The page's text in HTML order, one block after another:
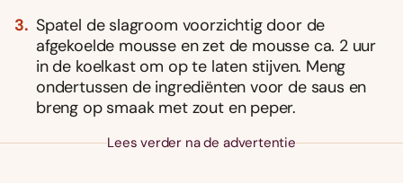
Spatel de slagroom voorzichtig door de
afgekoelde mousse en zet de mousse ca. 2 uur
in de koelkast om op te laten stijven. Meng
ondertussen de ingrediënten voor de saus en
breng op smaak met zout en peper.
Lees verder na de advertentie